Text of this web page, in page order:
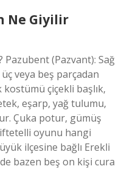
Ne Giyilir
(Pazvant): Sağ
veya beş parçadan
çiçekli başlık,
eşarp, yağ tulumu,
Çuka potur, gümüş
oyunu hangi
ilçesine bağlı Erekli
bazen beş on kişi cura